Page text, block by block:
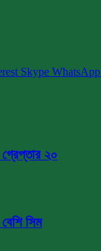
Skype WhatsApp
২০
সিম